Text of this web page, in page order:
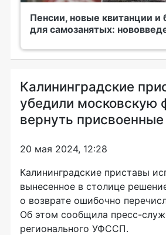
Пенсии, новые квитанции и
для самозанятых:
Калининградские
убедили московскую
вернуть присвоенные
20 мая 2024, 12:28
Калининградские приставы
вынесенное в столице
о возврате ошибочно
Об этом сообщила пресс-
регионального УФССП.